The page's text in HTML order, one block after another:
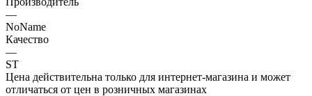
—
NoName
Качество
—
ST
Цена действительна только для интернет-магазина и может
отличаться от цен в розничных магазинах